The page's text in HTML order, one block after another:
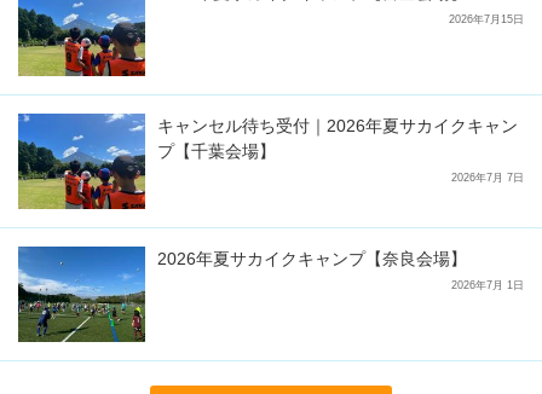
2026年7月15日
キャンセル待ち受付｜2026年夏サカイクキャン
プ【千葉会場】
2026年7月 7日
2026年夏サカイクキャンプ【奈良会場】
2026年7月 1日